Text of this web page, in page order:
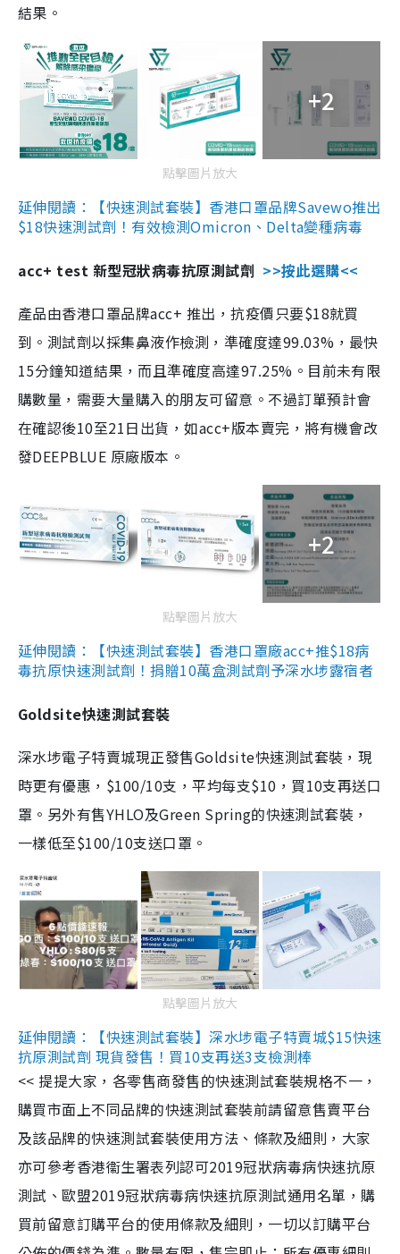
結果。
+2
點擊圖片放大
延伸閱讀：【快速測試套裝】香港口罩品牌Savewo推出
$18快速測試劑！有效檢測Omicron、Delta變種病毒
acc+ test 新型冠狀病毒抗原測試劑 >>按此選購<<
產品由香港口罩品牌acc+ 推出，抗疫價只要$18就買
到。測試劑以採集鼻液作檢測，準確度達99.03%，最快
15分鐘知道結果，而且準確度高達97.25%。目前未有限
購數量，需要大量購入的朋友可留意。不過訂單預計會
在確認後10至21日出貨，如acc+版本賣完，將有機會改
發DEEPBLUE 原廠版本。
+2
點擊圖片放大
延伸閱讀：【快速測試套裝】香港口罩廠acc+推$18病
毒抗原快速測試劑！捐贈10萬盒測試劑予深水埗露宿者
Goldsite快速測試套裝
深水埗電子特賣城現正發售Goldsite快速測試套裝，現
時更有優惠，$100/10支，平均每支$10，買10支再送口
罩。另外有售YHLO及Green Spring的快速測試套裝，
一樣低至$100/10支送口罩。
點擊圖片放大
延伸閱讀：【快速測試套裝】深水埗電子特賣城$15快速
抗原測試劑 現貨發售！買10支再送3支檢測棒
<< 提提大家，各零售商發售的快速測試套裝規格不一，
購買市面上不同品牌的快速測試套裝前請留意售賣平台
及該品牌的快速測試套裝使用方法、條款及細則，大家
亦可參考香港衞生署表列認可2019冠狀病毒病快速抗原
測試、歐盟2019冠狀病毒病快速抗原測試通用名單，購
買前留意訂購平台的使用條款及細則，一切以訂購平台